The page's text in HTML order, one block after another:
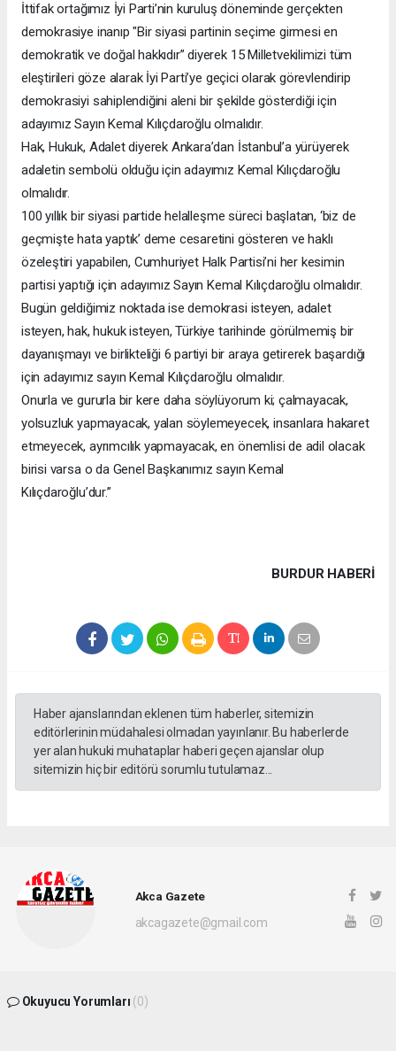
İttifak ortağımız İyi Parti’nin kuruluş döneminde gerçekten
demokrasiye inanıp "Bir siyasi partinin seçime girmesi en
demokratik ve doğal hakkıdır” diyerek 15 Milletvekilimizi tüm
eleştirileri göze alarak İyi Parti’ye geçici olarak görevlendirip
demokrasiyi sahiplendiğini aleni bir şekilde gösterdiği için
adayımız Sayın Kemal Kılıçdaroğlu olmalıdır.
Hak, Hukuk, Adalet diyerek Ankara’dan İstanbul’a yürüyerek
adaletin sembolü olduğu için adayımız Kemal Kılıçdaroğlu
olmalıdır.
100 yıllık bir siyasi partide helalleşme süreci başlatan, ‘biz de
geçmişte hata yaptık’ deme cesaretini gösteren ve haklı
özeleştiri yapabilen, Cumhuriyet Halk Partisi’ni her kesimin
partisi yaptığı için adayımız Sayın Kemal Kılıçdaroğlu olmalıdır.
Bugün geldiğimiz noktada ise demokrasi isteyen, adalet
isteyen, hak, hukuk isteyen, Türkiye tarihinde görülmemiş bir
dayanışmayı ve birlikteliği 6 partiyi bir araya getirerek başardığı
için adayımız sayın Kemal Kılıçdaroğlu olmalıdır.
Onurla ve gururla bir kere daha söylüyorum ki; çalmayacak,
yolsuzluk yapmayacak, yalan söylemeyecek, insanlara hakaret
etmeyecek, ayrımcılık yapmayacak, en önemlisi de adil olacak
birisi varsa o da Genel Başkanımız sayın Kemal
Kılıçdaroğlu’dur.”
BURDUR HABERİ
Haber ajanslarından eklenen tüm haberler, sitemizin
editörlerinin müdahalesi olmadan yayınlanır. Bu haberlerde
yer alan hukuki muhataplar haberi geçen ajanslar olup
sitemizin hiç bir editörü sorumlu tutulamaz...
Akca Gazete
akcagazete@gmail.com
Okuyucu Yorumları (0)